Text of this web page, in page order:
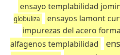
ensayo templabilidad
globuliza
ensayos lamont
impurezas del acero
alfagenos templabilidad